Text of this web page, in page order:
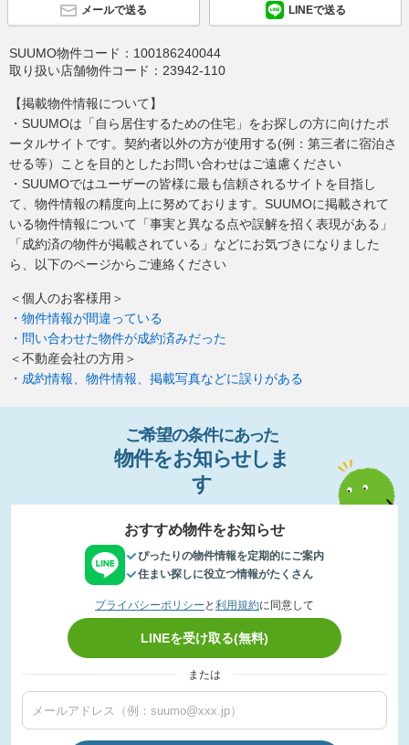
メールで送る LINEで送る
SUUMO物件コード： 100186240044
取り扱い店舗物件コード： 23942-110
【掲載物件情報について】
・SUUMOは「自ら居住するための住宅」をお探しの方に向けたポ
ータルサイトです。契約者以外の方が使用する(例：第三者に宿泊さ
せる等）ことを目的としたお問い合わせはご遠慮ください
・SUUMOではユーザーの皆様に最も信頼されるサイトを目指し
て、物件情報の精度向上に努めております。SUUMOに掲載されて
いる物件情報について「事実と異なる点や誤解を招く表現がある」
「成約済の物件が掲載されている」などにお気づきになりました
ら、以下のページからご連絡ください
＜個人のお客様用＞
・物件情報が間違っている
・問い合わせた物件が成約済みだった
＜不動産会社の方用＞
・成約情報、物件情報、掲載写真などに誤りがある
ご希望の条件にあった
物件をお知らせし ま
す
おすすめ物件をお知らせ
ぴったりの物件情報を定期的にご案内
住まい探しに役立つ情報がたくさん
プライバシーポリシー と 利用規約に同意して
LINEを受け取る(無料)
または